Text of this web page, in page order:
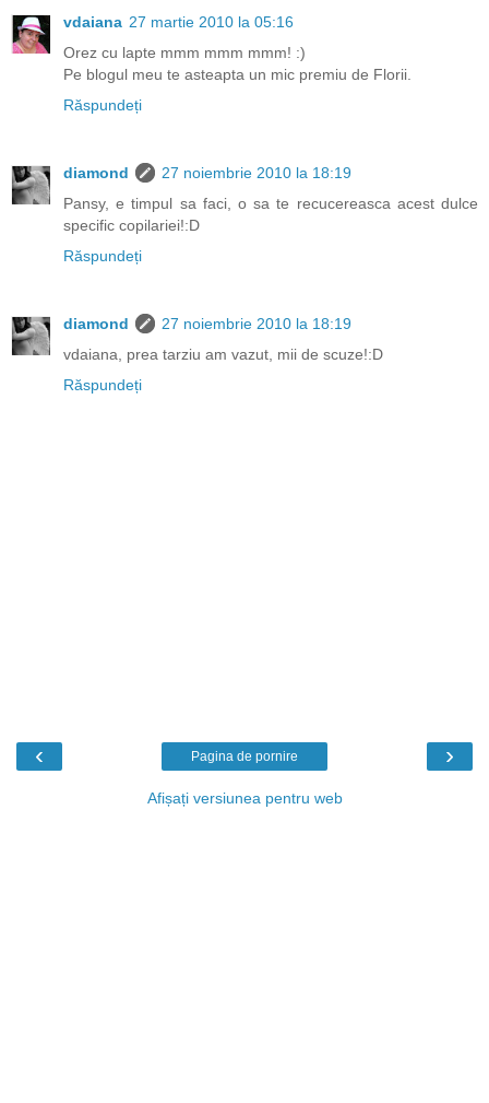
vdaiana 27 martie 2010 la 05:16
Orez cu lapte mmm mmm mmm! :)
Pe blogul meu te asteapta un mic premiu de Florii.
Răspundeți
diamond
27 noiembrie 2010 la 18:19
Pansy, e timpul sa faci, o sa te recucereasca acest dulce
specific copilariei!:D
Răspundeți
diamond
27 noiembrie 2010 la 18:19
vdaiana, prea tarziu am vazut, mii de scuze!:D
Răspundeți
‹ ›
Pagina de pornire
Afișați versiunea pentru web